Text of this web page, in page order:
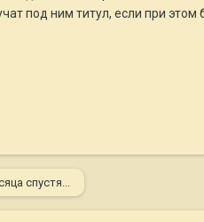
под ним титул, если при этом
спустя...